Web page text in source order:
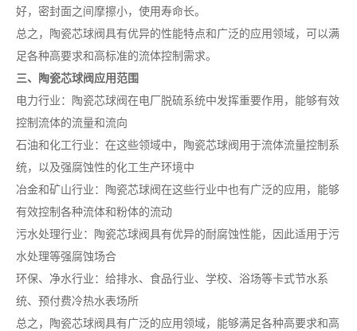
好，密封面之间摩擦小，使用寿命长。
总之，陶瓷芯球阀具有优异的性能特点和广泛的应用领域，可以满
足各种高要求和高标准的流体控制需求。
三、陶瓷芯球阀应用范围
电力行业：陶瓷芯球阀在电厂脱硫系统中发挥重要作用，能够有效
控制流体的流量和流向
石油和化工行业：在这些领域中，陶瓷芯球阀用于流体流量控制系
统，以及强腐蚀性的化工生产环境中
冶金和矿山行业：陶瓷芯球阀在这些行业中也有广泛的应用，能够
有效控制各种流体和粉体的流动
污水处理行业：陶瓷芯球阀具有优异的耐腐蚀性能，因此适用于污
水处理等强腐蚀场合
环保、净水行业：给排水、食品行业、学校、浴场等卡式节水系
统、预付费冷热水表场所
总之，陶瓷芯球阀具有广泛的应用领域，能够满足各种高要求和高